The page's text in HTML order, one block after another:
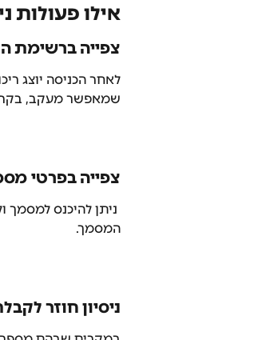
אילו פעולות
צפייה ברשימת
לאחר הכניסה יוצג
שמאפשר מעקב, בקרה
צפייה בפרטי
ניתן להיכנס למסמך
המסמך.
ניסיון חוזר